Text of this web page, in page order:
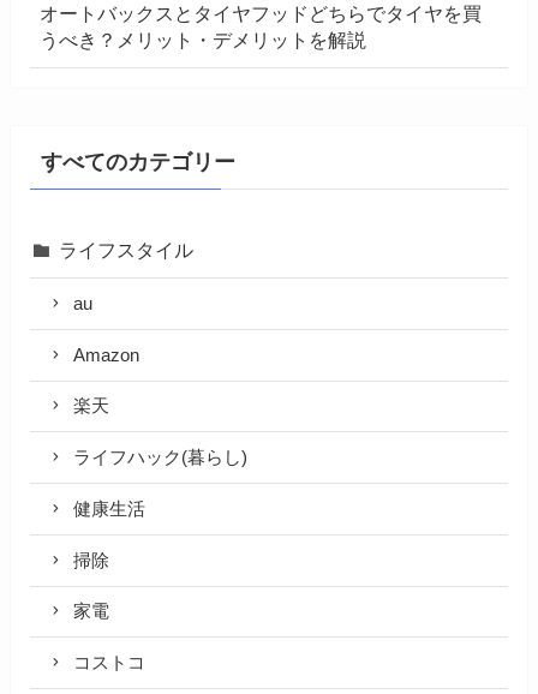
オートバックスとタイヤフッドどちらでタイヤを買
うべき？メリット・デメリットを解説
すべてのカテゴリー
ライフスタイル
au
Amazon
楽天
ライフハック(暮らし)
健康生活
掃除
家電
コストコ